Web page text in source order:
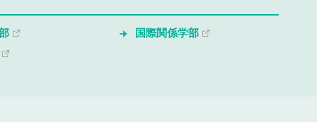
国際関係学部